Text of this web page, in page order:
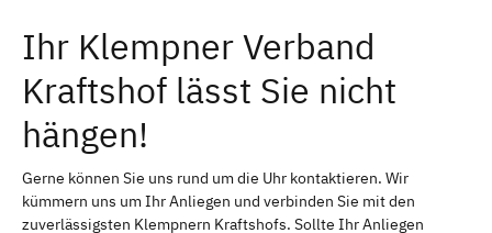
Ihr Klempner Verband
Kraftshof lässt Sie nicht
hängen!
Gerne können Sie uns rund um die Uhr kontaktieren. Wir
kümmern uns um Ihr Anliegen und verbinden Sie mit den
zuverlässigsten Klempnern Kraftshofs. Sollte Ihr Anliegen